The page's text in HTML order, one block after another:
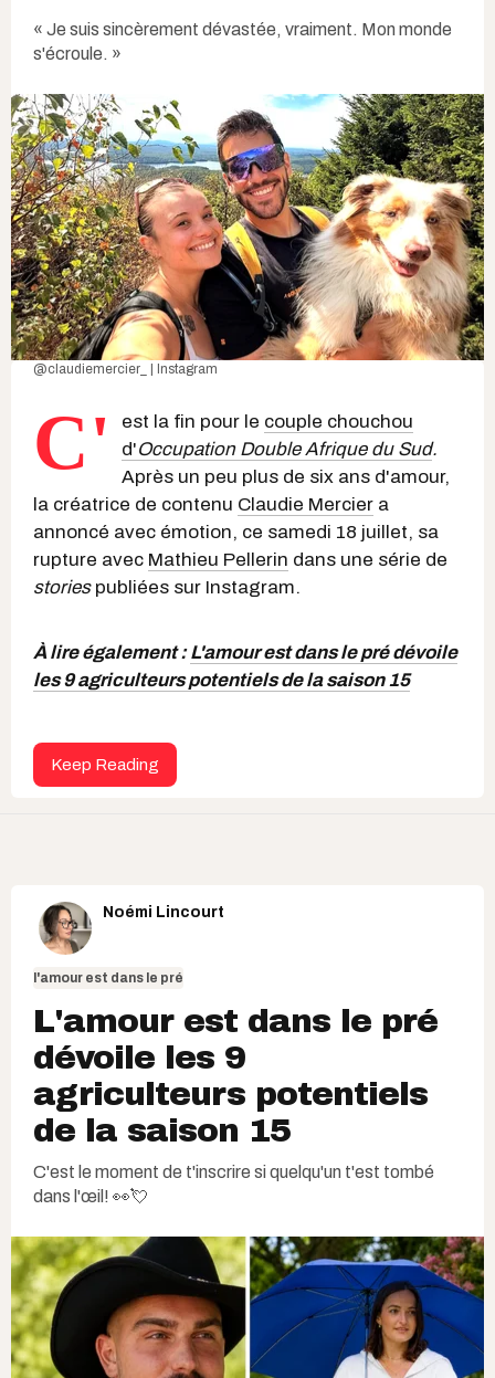
« Je suis sincèrement dévastée, vraiment. Mon monde
s'écroule. »
@claudiemercier_ | Instagram
C' est la fin pour le couple chouchou
d'Occupation Double Afrique du Sud.
Après un peu plus de six ans d'amour,
la créatrice de contenu Claudie Mercier a
annoncé avec émotion, ce samedi 18 juillet, sa
rupture avec Mathieu Pellerin dans une série de
storiespubliées sur Instagram.
À lire également :L'amour est dans le pré dévoile
les 9 agriculteurs potentiels de la saison 15
Keep Reading
Noémi Lincourt
l'amour est dans le pré
L'amour est dans le pré
dévoile les 9
agriculteurs potentiels
de la saison 15
C'est le moment de t'inscrire si quelqu'un t'est tombé
dans l'œil! 👀💘